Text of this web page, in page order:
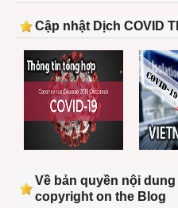
Cập nhật Dịch COVID
Về bản quyền nội
copyright on the Blog